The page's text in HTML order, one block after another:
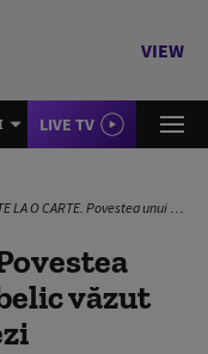
VIEW
LIVE TV
CARTE. Povestea unui București interbelic văzut prin ochii unor englezi
văzut